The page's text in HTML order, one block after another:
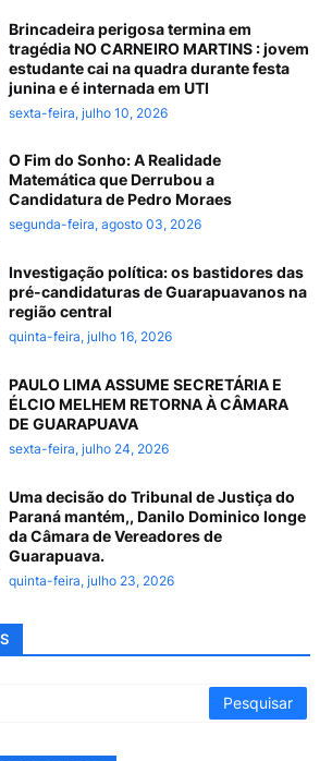
Brincadeira perigosa termina em
tragédia NO CARNEIRO MARTINS : jovem
estudante cai na quadra durante festa
junina e é internada em UTI
sexta-feira, julho 10, 2026
O Fim do Sonho: A Realidade
Matemática que Derrubou a
Candidatura de Pedro Moraes
segunda-feira, agosto 03, 2026
Investigação política: os bastidores das
pré-candidaturas de Guarapuavanos na
região central
quinta-feira, julho 16, 2026
PAULO LIMA ASSUME SECRETÁRIA E
ÉLCIO MELHEM RETORNA À CÂMARA
DE GUARAPUAVA
sexta-feira, julho 24, 2026
Uma decisão do Tribunal de Justiça do
Paraná mantém,, Danilo Dominico longe
da Câmara de Vereadores de
Guarapuava.
quinta-feira, julho 23, 2026